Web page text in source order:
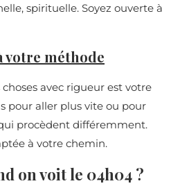
spirituelle. Soyez ouverte à
votre méthode
avec rigueur est votre
pour aller plus vite ou pour
procèdent différemment.
à votre chemin.
on voit le 04h04 ?